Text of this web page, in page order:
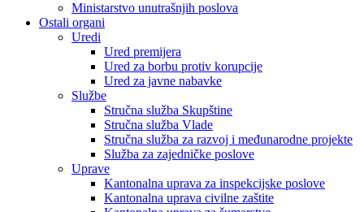
Ministarstvo unutrašnjih poslova
Ostali organi
Uredi
Ured premijera
Ured za borbu protiv korupcije
Ured za javne nabavke
Službe
Stručna služba Skupštine
Stručna služba Vlade
Stručna služba za razvoj i međunarodne projekte
Služba za zajedničke poslove
Uprave
Kantonalna uprava za inspekcijske poslove
Kantonalna uprava civilne zaštite